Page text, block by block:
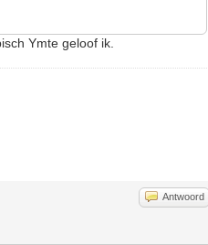
Ymte geloof ik.
Antwoord